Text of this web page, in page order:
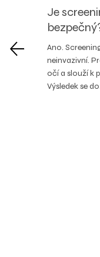
Je
Ano.
neinvazivní.
očí a slouží k
Výsledek se